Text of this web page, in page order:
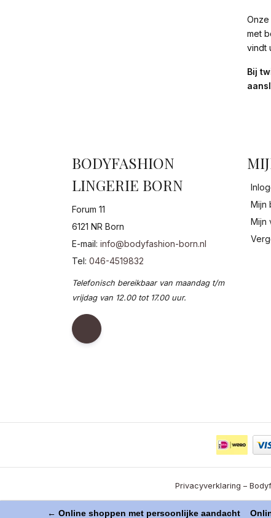
Onze
met
vindt
Bij
BODYFASHION
LINGERIE BORN
Forum 11
6121 NR Born
E-mail: info@bodyfashion-born.nl
Tel: 046-4519832
Telefonisch bereikbaar van maandag t/m
vrijdag van 12.00 tot 17.00 uur.
Mijn
Mijn
Privacyverklaring –
← Online shoppen met persoonlijke aandacht